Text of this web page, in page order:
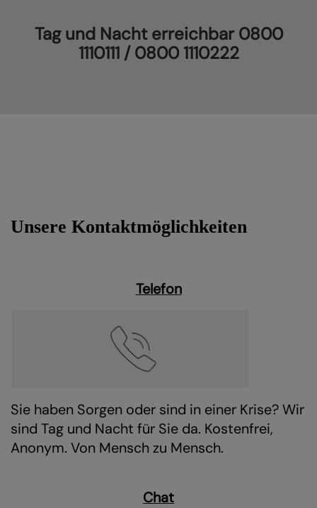
Tag und Nacht erreichbar 0800
1110111 / 0800 1110222
Unsere Kontaktmöglichkeiten
Telefon
Sie haben Sorgen oder sind in einer Krise? Wir
sind Tag und Nacht für Sie da. Kostenfrei,
Anonym. Von Mensch zu Mensch.
Chat